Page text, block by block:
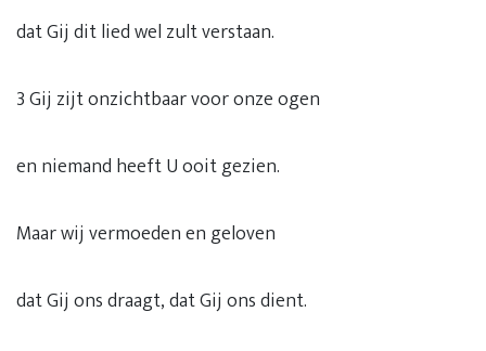
dat Gij dit lied wel zult verstaan.
3 Gij zijt onzichtbaar voor onze ogen
en niemand heeft U ooit gezien.
Maar wij vermoeden en geloven
dat Gij ons draagt, dat Gij ons dient.